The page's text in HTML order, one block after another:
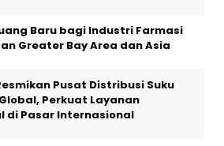
Baru bagi Industri Farmasi
Greater Bay Area dan Asia
Pusat Distribusi Suku
Perkuat Layanan
di Pasar Internasional